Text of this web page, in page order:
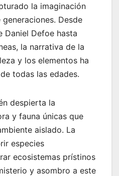
la imaginación
Desde
Daniel Defoe hasta
la narrativa de la
y los elementos ha
todas las edades.
despierta la
y fauna únicas que
aislado. La
especies
ecosistemas prístinos
y asombro a este